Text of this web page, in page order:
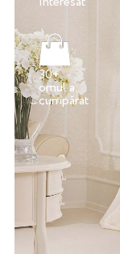
30+
omul a